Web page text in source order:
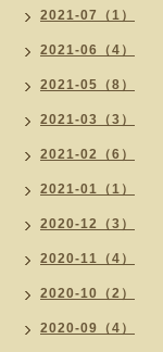
2021-07（1）
2021-06（4）
2021-05（8）
2021-03（3）
2021-02（6）
2021-01（1）
2020-12（3）
2020-11（4）
2020-10（2）
2020-09（4）